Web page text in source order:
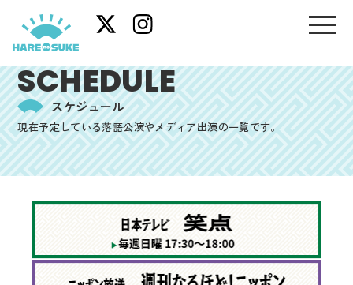
SCHEDULE
スケジュール
現在予定している落語公演やメディア出演の一覧です。